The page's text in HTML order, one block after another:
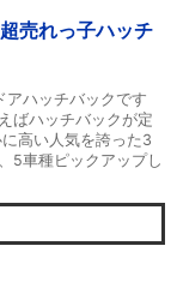
売れっ子ハッチ
アハッチバックです
ばハッチバックが定
高い人気を誇った3
5車種ピックアップし